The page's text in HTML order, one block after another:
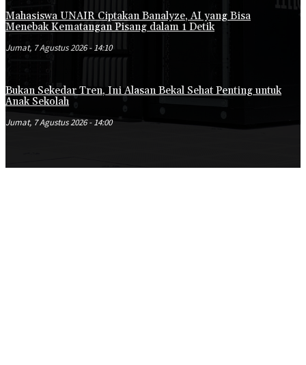
Mahasiswa UNAIR Ciptakan Banalyze, AI yang Bisa
Menebak Kematangan Pisang dalam 1 Detik
Jumat, 7 Agustus 2026 - 14:10
Bukan Sekedar Tren, Ini Alasan Bekal Sehat Penting untuk
Anak Sekolah
Jumat, 7 Agustus 2026 - 14:00